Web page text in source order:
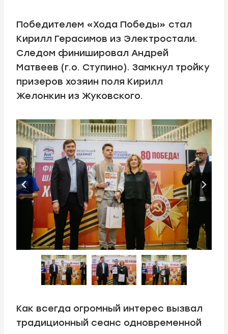
Победителем «Хода Победы» стал
Кирилл Герасимов из Электростали.
Следом финишировал Андрей
Матвеев (г.о. Ступино). Замкнул тройку
призеров хозяин поля Кирилл
Желонкин из Жуковского.
Как всегда огромный интерес вызвал
традиционный сеанс одновременной